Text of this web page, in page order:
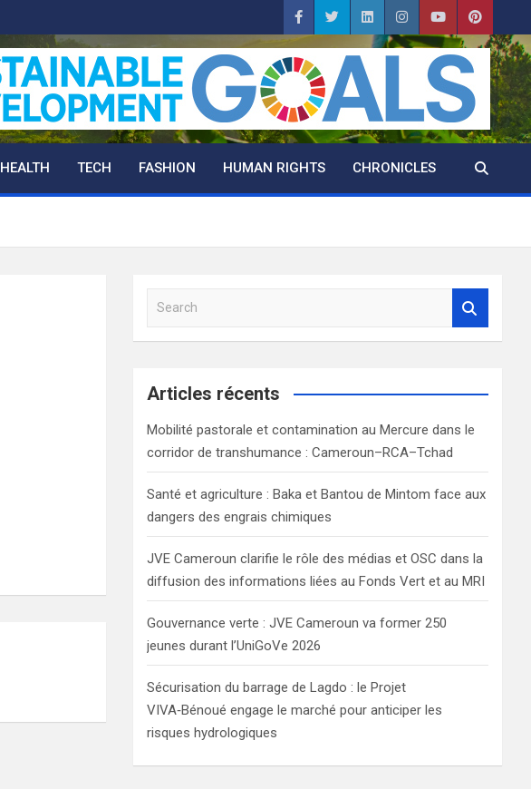
HEALTH TECH FASHION HUMAN RIGHTS CHRONICLES
a
c
Articles récents
Mobilité pastorale et contamination au Mercure dans le
corridor de transhumance : Cameroun–RCA–Tchad
Santé et agriculture : Baka et Bantou de Mintom face aux
dangers des engrais chimiques
JVE Cameroun clarifie le rôle des médias et OSC dans la
diffusion des informations liées au Fonds Vert et au MRI
Gouvernance verte : JVE Cameroun va former 250
jeunes durant l’UniGoVe 2026
Sécurisation du barrage de Lagdo : le Projet
VIVA‑Bénoué engage le marché pour anticiper les
risques hydrologiques